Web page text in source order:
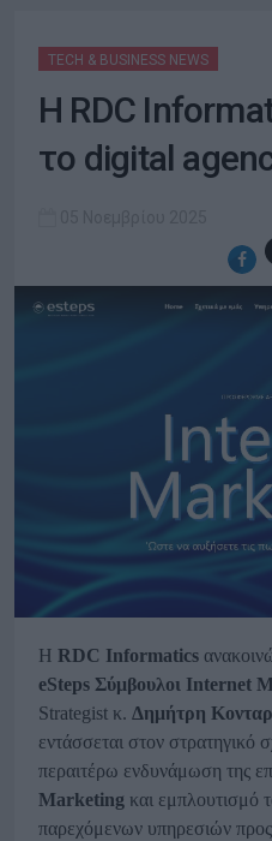
TECH & BUSINESS NEWS
Η RDC
τo digital
Η RDC Informatics
eSteps Σύμβουλοι Internet
Strategist κ. Δημήτρη
εντάσσεται στον στρατηγικό
περαιτέρω ενδυνάμωση της
Marketing και εμπλουτισμό
παρεχόμενων υπηρεσιών